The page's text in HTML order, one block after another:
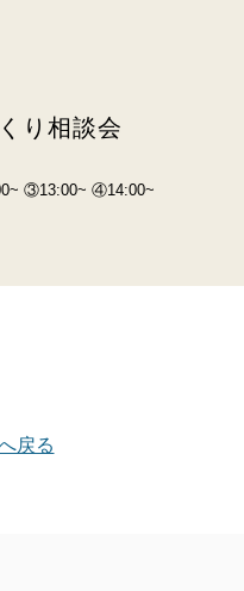
り相談会
③13:00~ ④14:00~
戻る